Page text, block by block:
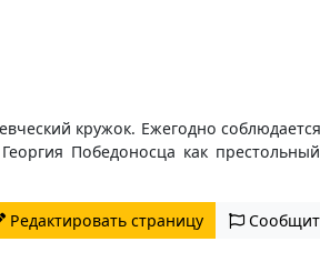
кружок. Ежегодно
Победоносца как
Редактировать страницу